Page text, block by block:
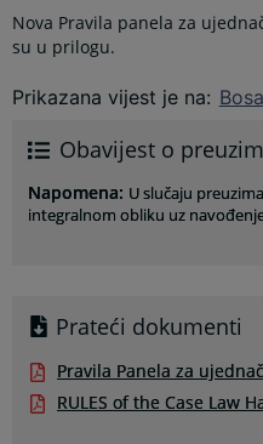
Nova Pravila panela za
su u prilogu.
Prikazana vijest je na:
Obavijest o
Napomena: U slučaju
integralnom obliku uz
Prateći dokumenti
Pravila Panela za
RULES of the Case Law